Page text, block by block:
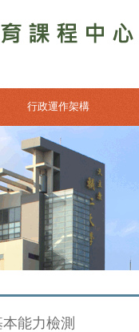
行政運作架構
能力檢測